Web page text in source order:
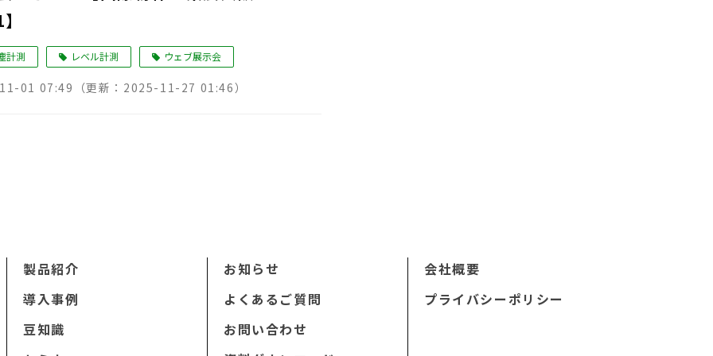
計測 レベル計測 ウェブ展示会
01 07:49 （更新： 2025-11-27 01:46）
製品紹介
導入事例
豆知識
お知らせ
よくあるご質問
お問い合わせ
会社概要
プライバシーポリシー